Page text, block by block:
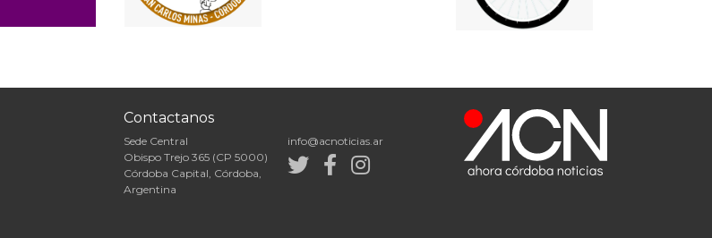
Contactanos
Sede Central
Obispo Trejo 365 (CP 5000)
Córdoba Capital, Córdoba,
Argentina
info@acnoticias.ar